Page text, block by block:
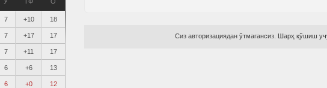
7 +10 18
7 +17 17
7 +11 17
6 +6 13
6 +0 12
Сиз авторизациядан ўтмагансиз. Шарҳ қўшиш